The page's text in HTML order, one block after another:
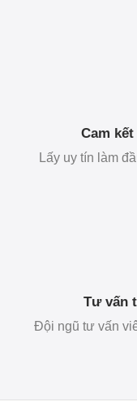
Cam
Lấy uy tín làm
Tư vấn
Đội ngũ tư vấn